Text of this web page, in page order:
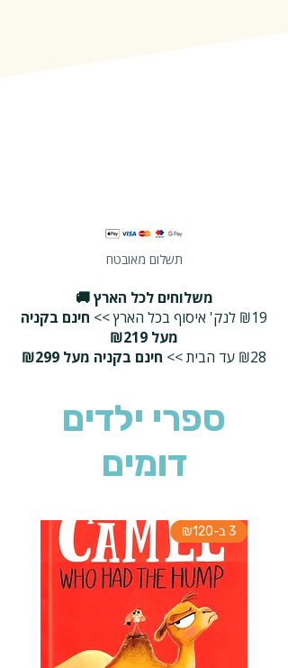
תשלום מאובטח
משלוחים לכל הארץ 🚚
₪19 לנק' איסוף בכל הארץ >>
חינם בקניה
מעל ₪219
₪28 עד הבית >>
חינם בקניה מעל ₪299
ספרי ילדים
דומים
3 ב-₪120